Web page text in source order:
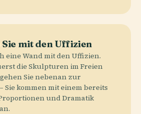
mit den Uffizien
eine Wand mit den Uffizien.
die Skulpturen im Freien
Sie nebenan zur
kommen mit einem bereits
und Dramatik